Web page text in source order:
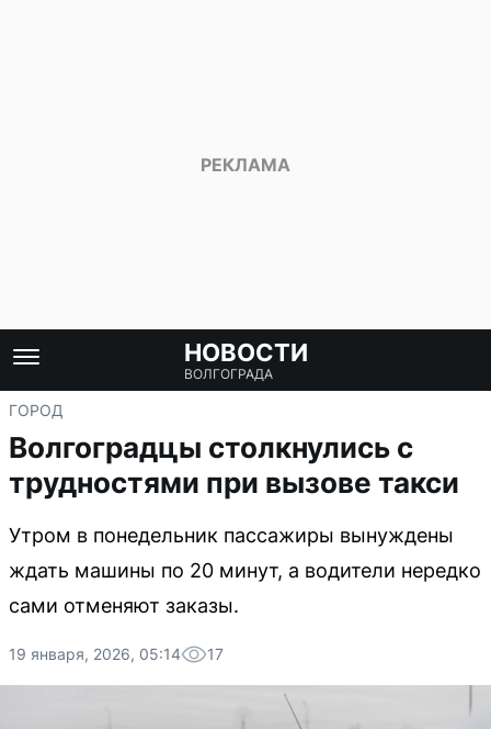
НОВОСТИ
ВОЛГОГРАДА
ГОРОД
Волгоградцы столкнулись с
трудностями при вызове такси
Утром в понедельник пассажиры вынуждены
ждать машины по 20 минут, а водители нередко
сами отменяют заказы.
19 января, 2026, 05:14 17